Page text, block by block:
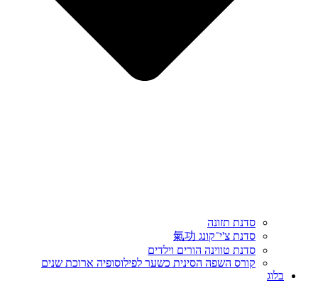
סדנת תזונה
סדנת צ'י־קונג 氣功
סדנת טווינה הורים וילדים
קורס השפה הסינית כשער לפילוסופיה ארוכת שנים
בלוג